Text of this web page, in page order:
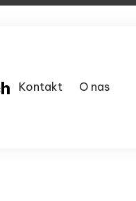
Kontakt O nas